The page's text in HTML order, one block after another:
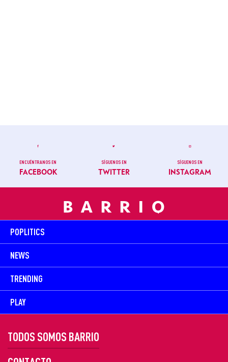
ENCUÉNTRANOS EN
FACEBOOK
SÍGUENOS EN
TWITTER
SÍGUENOS EN
INSTAGRAM
POPLITICS
NEWS
TRENDING
PLAY
TODOS SOMOS BARRIO